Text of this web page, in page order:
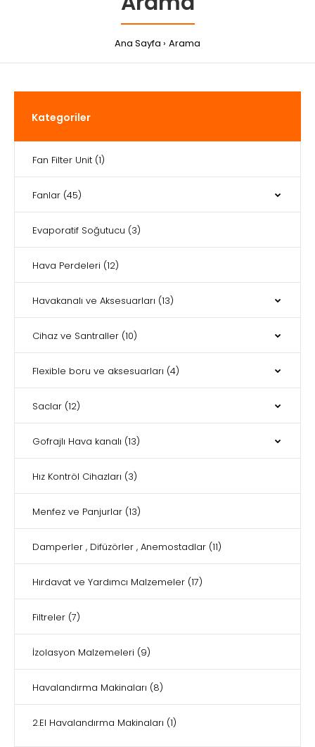
Ana Sayfa Arama
Kategoriler
Fan Filter Unit (1)
Fanlar (45)
Evaporatif Soğutucu (3)
Hava Perdeleri (12)
Havakanalı ve Aksesuarları (13)
Cihaz ve Santraller (10)
Flexible boru ve aksesuarları (4)
Saclar (12)
Gofrajlı Hava kanalı (13)
Hız Kontröl Cihazları (3)
Menfez ve Panjurlar (13)
Damperler , Difüzörler , Anemostadlar (11)
Hırdavat ve Yardımcı Malzemeler (17)
Filtreler (7)
İzolasyon Malzemeleri (9)
Havalandırma Makinaları (8)
2.El Havalandırma Makinaları (1)